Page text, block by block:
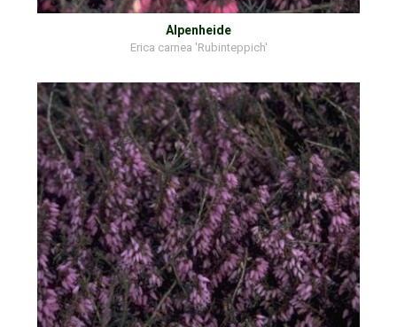
Alpenheide
Erica carnea 'Rubinteppich'